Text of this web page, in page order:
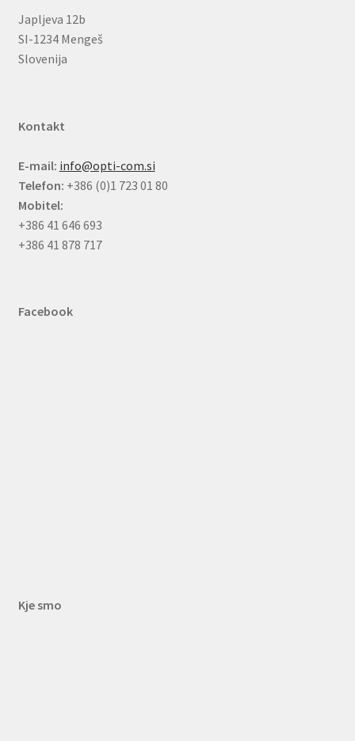
Japljeva 12b
SI-1234 Mengeš
Slovenija
Kontakt
E-mail: info@opti-com.si
Telefon: +386 (0)1 723 01 80
Mobitel:
+386 41 646 693
+386 41 878 717
Facebook
Kje smo